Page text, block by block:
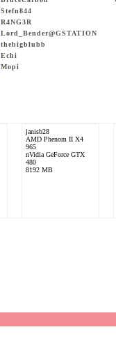
Stefn844
R4NG3R
Lord_Bender@GSTATION
thebigblubb
Echi
Mopi
janisb28
AMD Phenom II X4
965
nVidia GeForce GTX
480
8192 MB